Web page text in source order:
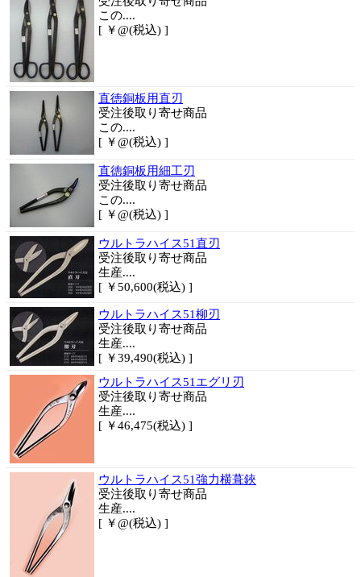
この....
[ ￥@(税込) ]
直徳銅板用直刃
受注後取り寄せ商品
この....
[ ￥@(税込) ]
直徳銅板用細工刃
受注後取り寄せ商品
この....
[ ￥@(税込) ]
ウルトラハイス51直刃
受注後取り寄せ商品
生産....
[ ￥50,600(税込) ]
ウルトラハイス51柳刃
受注後取り寄せ商品
生産....
[ ￥39,490(税込) ]
ウルトラハイス51エグリ刃
受注後取り寄せ商品
生産....
[ ￥46,475(税込) ]
ウルトラハイス51強力横葺鋏
受注後取り寄せ商品
生産....
[ ￥@(税込) ]